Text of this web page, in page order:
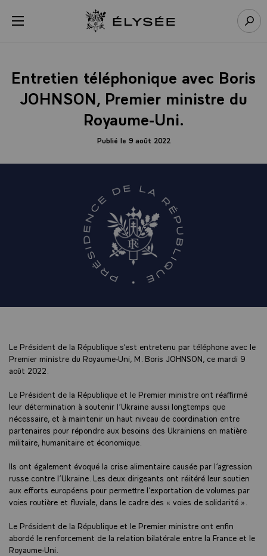
menu Retour à l’accueil Élysée
Entretien téléphonique avec Boris
JOHNSON, Premier ministre du
Royaume-Uni.
Publié le 9 août 2022
Le Président de la République s’est entretenu par téléphone avec le
Premier ministre du Royaume-Uni, M. Boris JOHNSON, ce mardi 9
août 2022.
Le Président de la République et le Premier ministre ont réaffirmé
leur détermination à soutenir l’Ukraine aussi longtemps que
nécessaire, et à maintenir un haut niveau de coordination entre
partenaires pour répondre aux besoins des Ukrainiens en matière
militaire, humanitaire et économique.
Ils ont également évoqué la crise alimentaire causée par l’agression
russe contre l’Ukraine. Les deux dirigeants ont réitéré leur soutien
aux efforts européens pour permettre l’exportation de volumes par
voies routière et fluviale, dans le cadre des « voies de solidarité ».
Le Président de la République et le Premier ministre ont enfin
abordé le renforcement de la relation bilatérale entre la France et le
Royaume-Uni.
Panneau de gestion des cookies